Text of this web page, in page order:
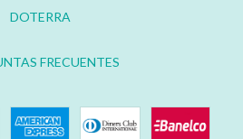
DOTERRA
FRECUENTES